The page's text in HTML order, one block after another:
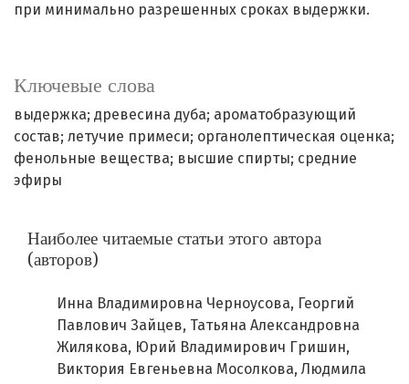
Ключевые слова
выдержка; древесина дуба; ароматобразующий
состав; летучие примеси; органолептическая оценка;
фенольные вещества; высшие спирты; средние
эфиры
при минимально разрешенных сроках выдержки.
Наиболее читаемые статьи этого автора
(авторов)
Инна Владимировна Черноусова, Георгий
Павлович Зайцев, Татьяна Александровна
Жилякова, Юрий Владимирович Гришин,
Виктория Евгеньевна Мосолкова, Людмила